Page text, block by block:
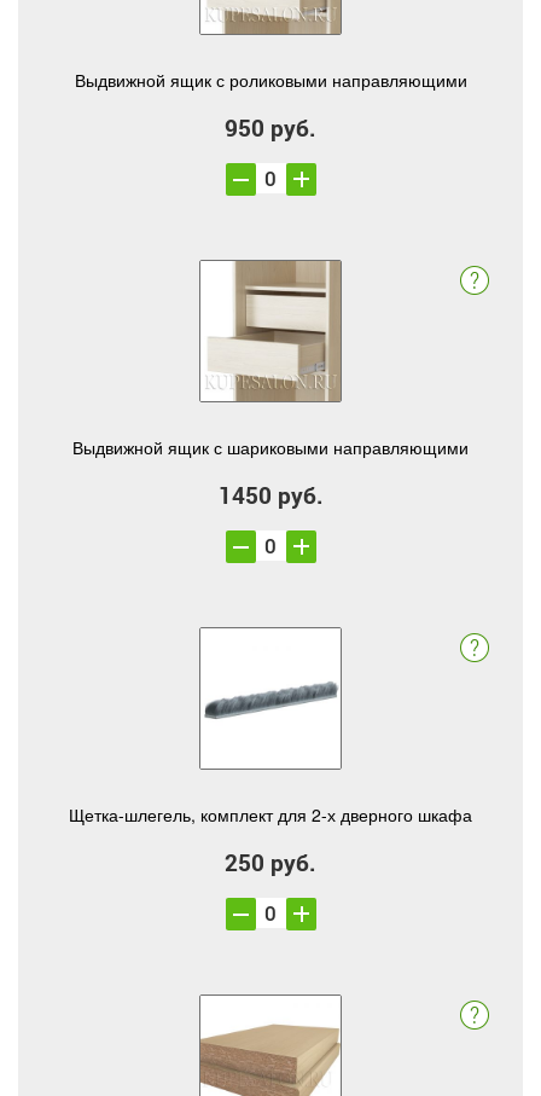
Выдвижной ящик с роликовыми направляющими
950 руб.
Выдвижной ящик с шариковыми направляющими
1450 руб.
Щетка-шлегель, комплект для 2-х дверного шкафа
250 руб.